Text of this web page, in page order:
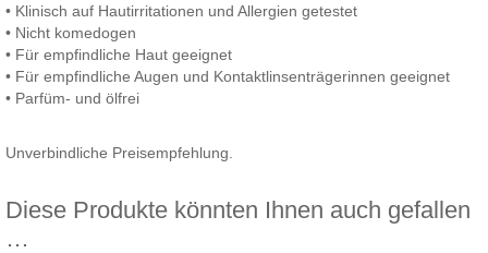
• Klinisch auf Hautirritationen und Allergien getestet
• Nicht komedogen
• Für empfindliche Haut geeignet
• Für empfindliche Augen und Kontaktlinsenträgerinnen geeignet
• Parfüm- und ölfrei
Unverbindliche Preisempfehlung.
Diese Produkte könnten Ihnen auch gefallen
…